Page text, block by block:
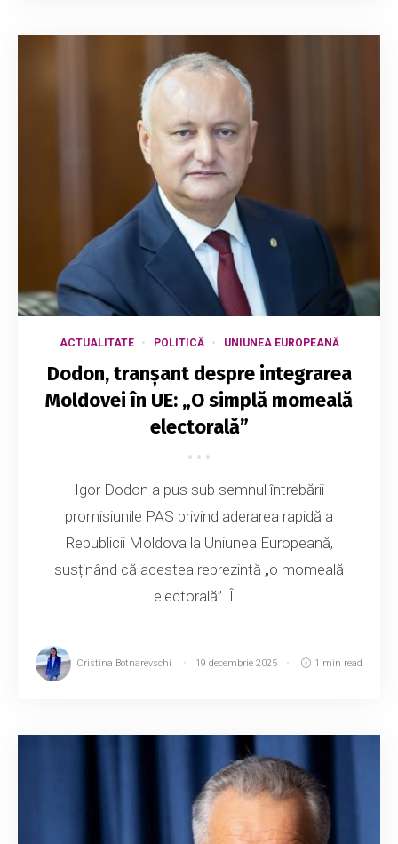
ACTUALITATE POLITICĂ UNIUNEA EUROPEANĂ
Dodon, tranșant despre integrarea
Moldovei în UE: „O simplă momeală
electorală”
Igor Dodon a pus sub semnul întrebării
promisiunile PAS privind aderarea rapidă a
Republicii Moldova la Uniunea Europeană,
susținând că acestea reprezintă „o momeală
electorală”. Î...
Cristina Botnarevschi 19 decembrie 2025 1 min read